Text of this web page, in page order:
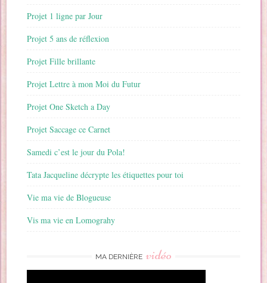
Projet 1 ligne par Jour
Projet 5 ans de réflexion
Projet Fille brillante
Projet Lettre à mon Moi du Futur
Projet One Sketch a Day
Projet Saccage ce Carnet
Samedi c’est le jour du Pola!
Tata Jacqueline décrypte les étiquettes pour toi
Vie ma vie de Blogueuse
Vis ma vie en Lomograhy
MA DERNIÈRE vidéo